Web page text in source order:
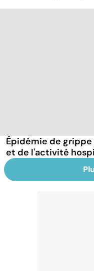
Épidémie de
et de l'activité